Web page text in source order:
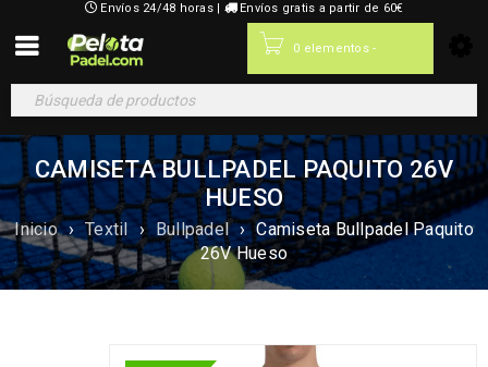
Envíos 24/48 horas | Envíos gratis a partir de 60€
0 elementos -
CAMISETA BULLPADEL PAQUITO 26V
HUESO
Inicio › Textil › Bullpadel › Camiseta Bullpadel Paquito
26V Hueso